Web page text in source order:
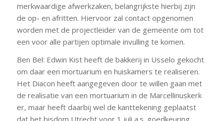
merkwaardige afwerkzaken, belangrijkste hierbij zijn
de op- en afritten. Hiervoor zal contact opgenomen
worden met de projectleider van de gemeente om tot
een voor alle partijen optimale invulling te komen.
Ben Bel: Edwin Kist heeft de bakkerij in Usselo gekocht
om daar een mortuarium en huiskamers te realiseren.
Het Diacon heeft aangegeven door te willen gaan met
de realisatie van een mortuarium in de Marcellinuskerk
er, maar heeft daarbij wel de kanttekening geplaatst